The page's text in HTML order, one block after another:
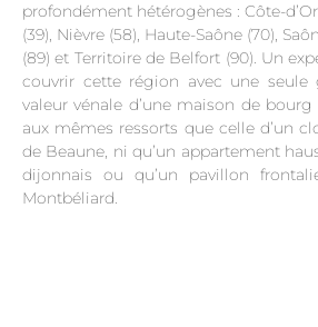
profondément hétérogènes : Côte-d’Or
(39), Nièvre (58), Haute-Saône (70),
(89) et Territoire de Belfort (90). Un
couvrir cette région avec une
valeur vénale d’une maison de bourg
aux mêmes ressorts que celle d’un
de Beaune, ni qu’un appartement
dijonnais ou qu’un pavillon
Montbéliard.